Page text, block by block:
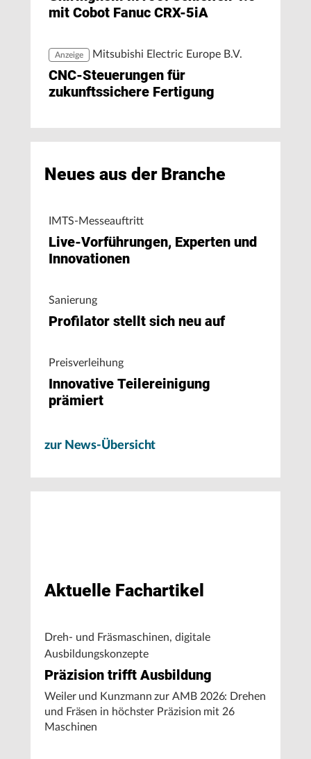
mit Cobot Fanuc CRX-5iA
Anzeige Mitsubishi Electric Europe B.V.
CNC-Steuerungen für
zukunftssichere Fertigung
Neues aus der Branche
IMTS-Messeauftritt
Live-Vorführungen, Experten und
Innovationen
Sanierung
Profilator stellt sich neu auf
Preisverleihung
Innovative Teilereinigung
prämiert
zur News-Übersicht
Aktuelle Fachartikel
Dreh- und Fräsmaschinen, digitale
Ausbildungskonzepte
Präzision trifft Ausbildung
Weiler und Kunzmann zur AMB 2026: Drehen
und Fräsen in höchster Präzision mit 26
Maschinen